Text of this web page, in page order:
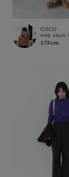
COCO
web store
172cm